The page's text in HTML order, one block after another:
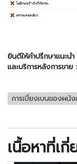
ยินดีให้คำปรึกษาแนะนำ
และบริการหลังการขาย :
การเบี่ยงเบนของผนัง
เนื้อหาที่เ